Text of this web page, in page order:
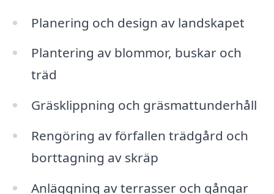
Planering och design av landskapet
Plantering av blommor, buskar och
träd
Gräsklippning och gräsmattunderhåll
Rengöring av förfallen trädgård och
borttagning av skräp
Anläggning av terrasser och gångar